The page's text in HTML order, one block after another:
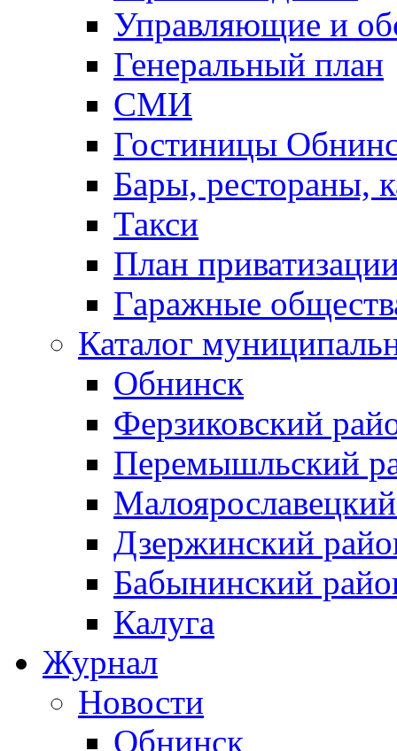
Управляющие и
Генеральный план
СМИ
Гостиницы
Бары, рестораны,
Такси
План
Гаражные
Каталог
Обнинск
Ферзиковский
Перемышльский
Дзержинский
Бабынинский
Калуга
Журнал
Новости
Обнинск